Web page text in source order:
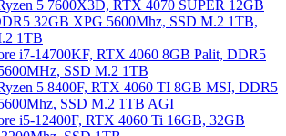
5 7600X3D, RTX 4070 SUPER 12GB
32GB XPG 5600Mhz, SSD M.2 1TB,
1TB
i7-14700KF, RTX 4060 8GB Palit, DDR5
SSD M.2 1TB
5 8400F, RTX 4060 TI 8GB MSI, DDR5
SSD M.2 1TB AGI
i5-12400F, RTX 4060 Ti 16GB, 32GB